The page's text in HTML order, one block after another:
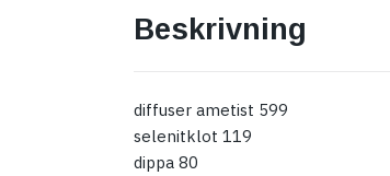
Beskrivning
diffuser ametist 599
selenitklot 119
dippa 80